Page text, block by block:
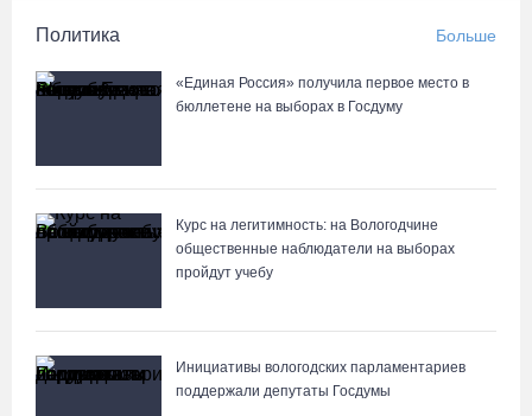
Политика Больше
«Единая Россия» получила первое место в
бюллетене на выборах в Госдуму
Курс на легитимность: на Вологодчине
общественные наблюдатели на выборах
пройдут учебу
Инициативы вологодских парламентариев
поддержали депутаты Госдумы